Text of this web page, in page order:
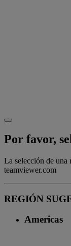
Por favor,
La selección de una
teamviewer.com
REGIÓN
Americas